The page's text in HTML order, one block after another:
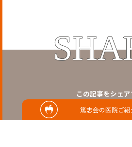
篤志会の医院ご
この記事をシェ